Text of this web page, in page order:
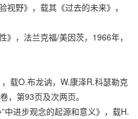
野》，载其《过去的未来》，
》，法兰克福/美因茨，1966年，
载O.布龙讷，W.康泽R.科瑟勒克
，第93页及次两页。
中进步观念的起源和意义》，载H.